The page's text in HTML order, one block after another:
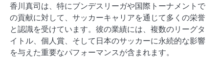
香川真司は、特にブンデスリーガや国際トーナメントで
の貢献に対して、サッカーキャリアを通じて多くの栄誉
と認識を受けています。彼の業績には、複数のリーグタ
イトル、個人賞、そして日本のサッカーに永続的な影響
を与えた重要なパフォーマンスが含まれます。